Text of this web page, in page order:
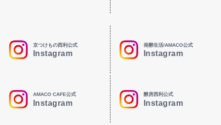
京つけもの西利公式
Instagram
発酵生活/AMACO公式
Instagram
AMACO CAFE公式
Instagram
酵房西利公式
Instagram